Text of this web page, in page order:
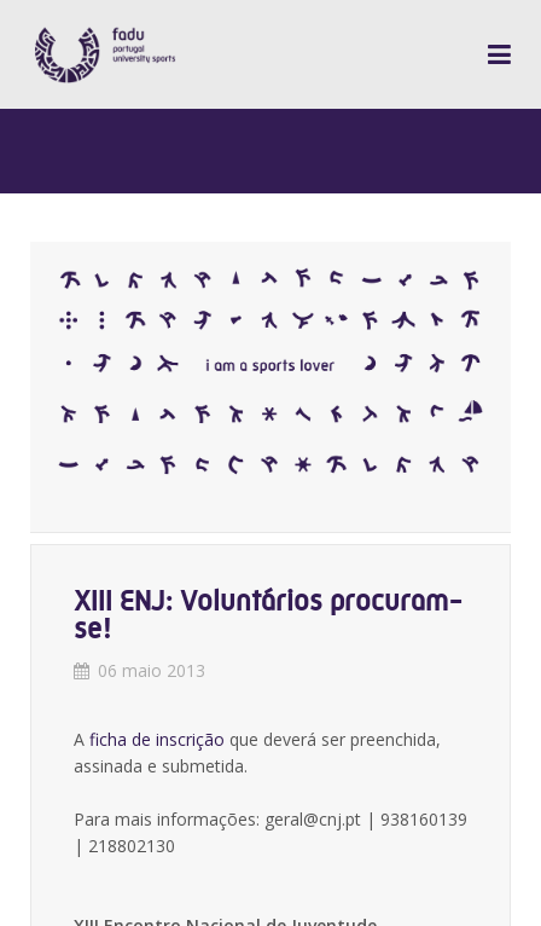
XIII ENJ: Voluntários procuram-
se!
06 maio 2013
A ficha de inscrição que deverá ser preenchida,
assinada e submetida.
Para mais informações: geral@cnj.pt | 938160139
| 218802130